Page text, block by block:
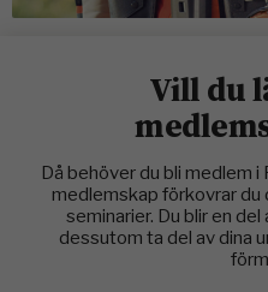
Vill du
Då behöver du bli medlem
medlemskap förkovrar
seminarier. Du blir en
dessutom ta del av dina